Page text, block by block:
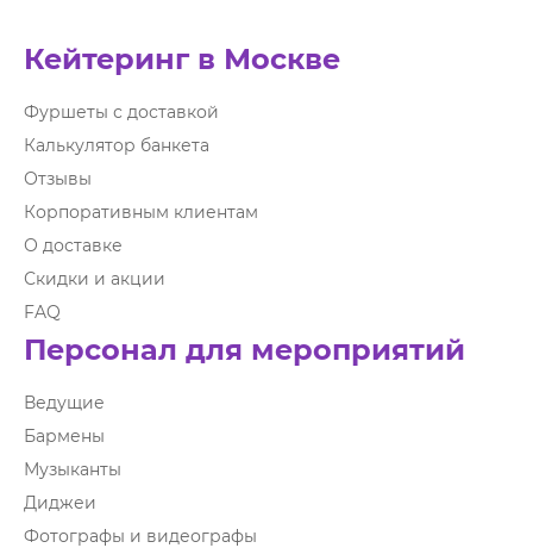
Кейтеринг в Москве
Фуршеты с доставкой
Калькулятор банкета
Отзывы
Корпоративным клиентам
О доставке
Скидки и акции
FAQ
Персонал для мероприятий
Ведущие
Бармены
Музыканты
Диджеи
Фотографы и видеографы